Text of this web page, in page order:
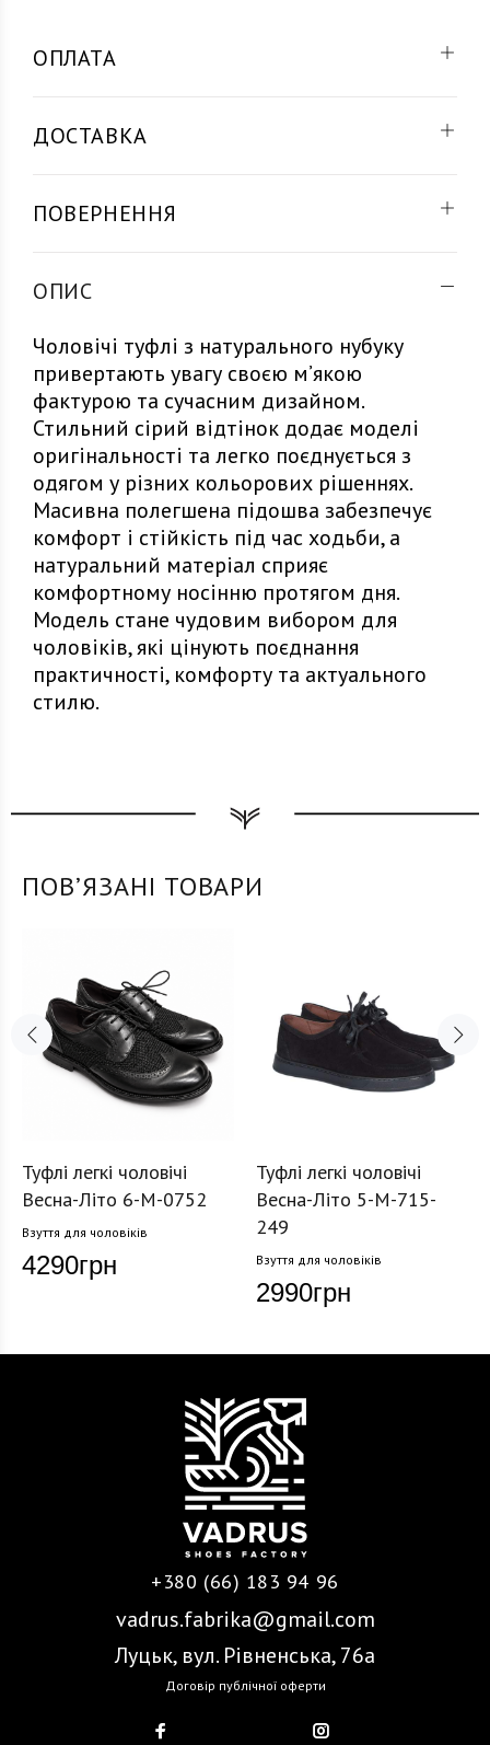
ОПЛАТА
ДОСТАВКА
ПОВЕРНЕННЯ
ОПИС
Чоловічі туфлі з натурального нубуку
привертають увагу своєю м’якою
фактурою та сучасним дизайном.
Стильний сірий відтінок додає моделі
оригінальності та легко поєднується з
одягом у різних кольорових рішеннях.
Масивна полегшена підошва забезпечує
комфорт і стійкість під час ходьби, а
натуральний матеріал сприяє
комфортному носінню протягом дня.
Модель стане чудовим вибором для
чоловіків, які цінують поєднання
практичності, комфорту та актуального
стилю.
ПОВʼЯЗАНІ ТОВАРИ
Туфлі легкі чоловічі
Весна-Літо 6-M-0752
Взуття для чоловіків
4290грн
Туфлі легкі чоловічі
Весна-Літо 5-M-715-
249
Взуття для чоловіків
2990грн
+380 (66) 183 94 96
vadrus.fabrika@gmail.com
Луцьк, вул. Рівненська, 76а
Договір публічної оферти